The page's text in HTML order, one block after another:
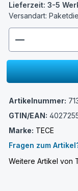
Lieferzeit: 3-5
Versandart:
Artikelnummer:
GTIN/EAN:
Marke: TECE
Fragen zum
Weitere Artikel von